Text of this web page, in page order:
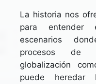
La historia nos
para entender
escenarios
procesos de
globalización
puede heredar